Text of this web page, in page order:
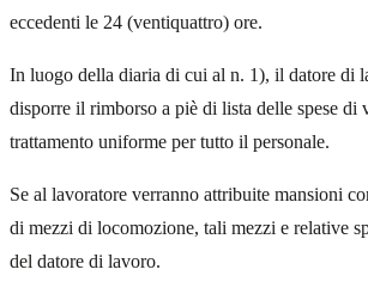
eccedenti le 24 (ventiquattro) ore.
In luogo della diaria di cui al n. 1), il datore di
disporre il rimborso a piè di lista delle spese di
trattamento uniforme per tutto il personale.
Se al lavoratore verranno attribuite mansioni
di mezzi di locomozione, tali mezzi e relative
del datore di lavoro.